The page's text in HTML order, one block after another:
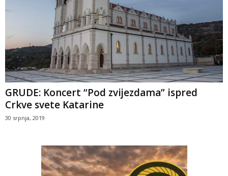
GRUDE: Koncert “Pod zvijezdama” ispred
Crkve svete Katarine
30 srpnja, 2019